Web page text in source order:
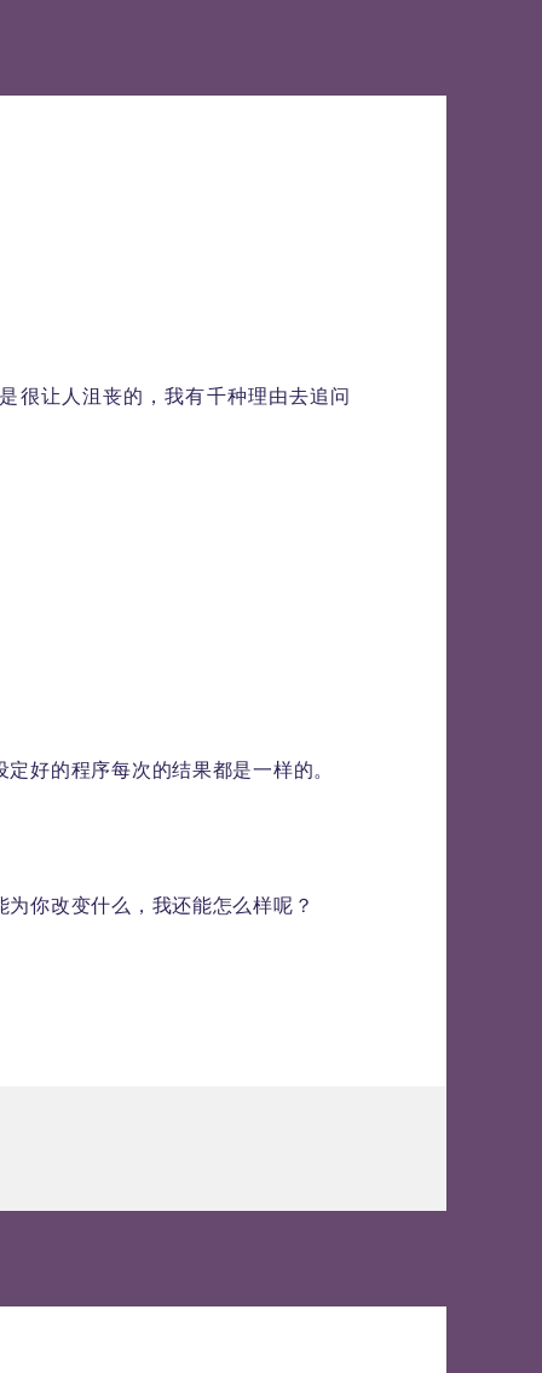
很让人沮丧的，我有千种理由去追问
好的程序每次的结果都是一样的。
你改变什么，我还能怎么样呢？